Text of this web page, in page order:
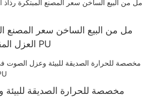
العزل المقاوم للماء الرغوة PU
مخصصة للحرارة الصديقة